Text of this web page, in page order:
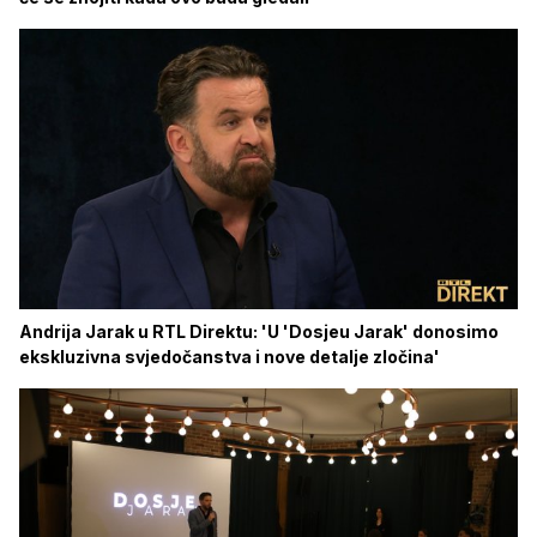
Andrija Jarak u RTL Direktu: 'U 'Dosjeu Jarak' donosimo
ekskluzivna svjedočanstva i nove detalje zločina'